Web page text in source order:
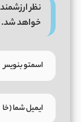
نظر
خواهد شد.